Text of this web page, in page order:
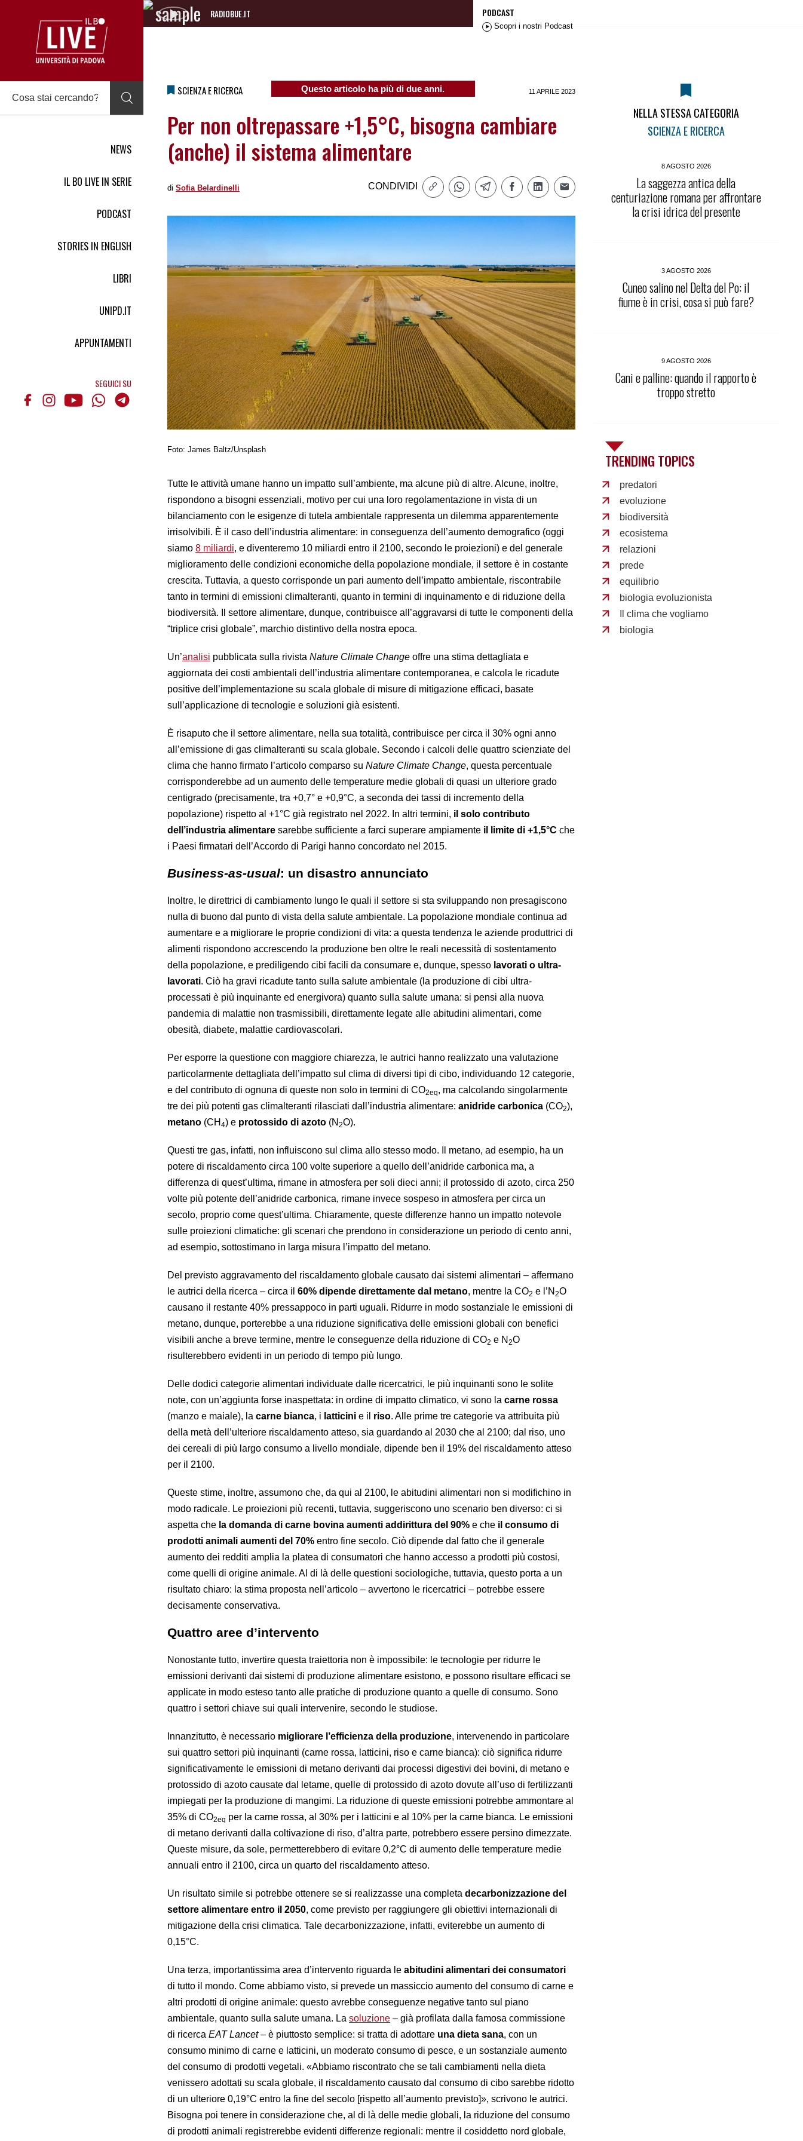
NEWS
IL BO LIVE IN SERIE
PODCAST
STORIES IN ENGLISH
LIBRI
UNIPD.IT
APPUNTAMENTI
SEGUICI SU
RADIOBUE.IT
Audio
PODCAST
Scopri i nostri Podcast
SCIENZA E RICERCA Questo articolo ha più di due anni. 11 APRILE 2023
Per non oltrepassare +1,5°C, bisogna cambiare
(anche) il sistema alimentare
di Sofia Belardinelli CONDIVIDI
Foto: James Baltz/Unsplash
Tutte le attività umane hanno un impatto sull’ambiente, ma alcune più di altre. Alcune, inoltre,
rispondono a bisogni essenziali, motivo per cui una loro regolamentazione in vista di un
bilanciamento con le esigenze di tutela ambientale rappresenta un dilemma apparentemente
irrisolvibili. È il caso dell’industria alimentare: in conseguenza dell’aumento demografico (oggi
siamo 8 miliardi, e diventeremo 10 miliardi entro il 2100, secondo le proiezioni) e del generale
miglioramento delle condizioni economiche della popolazione mondiale, il settore è in costante
crescita. Tuttavia, a questo corrisponde un pari aumento dell’impatto ambientale, riscontrabile
tanto in termini di emissioni climalteranti, quanto in termini di inquinamento e di riduzione della
biodiversità. Il settore alimentare, dunque, contribuisce all’aggravarsi di tutte le componenti della
“triplice crisi globale”, marchio distintivo della nostra epoca.
Un’analisi pubblicata sulla rivista Nature Climate Change offre una stima dettagliata e
aggiornata dei costi ambientali dell’industria alimentare contemporanea, e calcola le ricadute
positive dell’implementazione su scala globale di misure di mitigazione efficaci, basate
sull’applicazione di tecnologie e soluzioni già esistenti.
È risaputo che il settore alimentare, nella sua totalità, contribuisce per circa il 30% ogni anno
all’emissione di gas climalteranti su scala globale. Secondo i calcoli delle quattro scienziate del
clima che hanno firmato l’articolo comparso su Nature Climate Change, questa percentuale
corrisponderebbe ad un aumento delle temperature medie globali di quasi un ulteriore grado
centigrado (precisamente, tra +0,7° e +0,9°C, a seconda dei tassi di incremento della
popolazione) rispetto al +1°C già registrato nel 2022. In altri termini, il solo contributo
dell’industria alimentare sarebbe sufficiente a farci superare ampiamente il limite di +1,5°C che
i Paesi firmatari dell’Accordo di Parigi hanno concordato nel 2015.
Business-as-usual: un disastro annunciato
Inoltre, le direttrici di cambiamento lungo le quali il settore si sta sviluppando non presagiscono
nulla di buono dal punto di vista della salute ambientale. La popolazione mondiale continua ad
aumentare e a migliorare le proprie condizioni di vita: a questa tendenza le aziende produttrici di
alimenti rispondono accrescendo la produzione ben oltre le reali necessità di sostentamento
della popolazione, e prediligendo cibi facili da consumare e, dunque, spesso lavorati o ultra-
lavorati. Ciò ha gravi ricadute tanto sulla salute ambientale (la produzione di cibi ultra-
processati è più inquinante ed energivora) quanto sulla salute umana: si pensi alla nuova
pandemia di malattie non trasmissibili, direttamente legate alle abitudini alimentari, come
obesità, diabete, malattie cardiovascolari.
Per esporre la questione con maggiore chiarezza, le autrici hanno realizzato una valutazione
particolarmente dettagliata dell’impatto sul clima di diversi tipi di cibo, individuando 12 categorie,
e del contributo di ognuna di queste non solo in termini di CO2eq, ma calcolando singolarmente
tre dei più potenti gas climalteranti rilasciati dall’industria alimentare: anidride carbonica (CO2),
metano (CH 4) e protossido di azoto (N 2O).
Questi tre gas, infatti, non influiscono sul clima allo stesso modo. Il metano, ad esempio, ha un
potere di riscaldamento circa 100 volte superiore a quello dell’anidride carbonica ma, a
differenza di quest’ultima, rimane in atmosfera per soli dieci anni; il protossido di azoto, circa 250
volte più potente dell’anidride carbonica, rimane invece sospeso in atmosfera per circa un
secolo, proprio come quest’ultima. Chiaramente, queste differenze hanno un impatto notevole
sulle proiezioni climatiche: gli scenari che prendono in considerazione un periodo di cento anni,
ad esempio, sottostimano in larga misura l’impatto del metano.
Del previsto aggravamento del riscaldamento globale causato dai sistemi alimentari – affermano
le autrici della ricerca – circa il 60% dipende direttamente dal metano, mentre la CO2 e l’N 2O
causano il restante 40% pressappoco in parti uguali. Ridurre in modo sostanziale le emissioni di
metano, dunque, porterebbe a una riduzione significativa delle emissioni globali con benefici
visibili anche a breve termine, mentre le conseguenze della riduzione di CO2 e N 2O
risulterebbero evidenti in un periodo di tempo più lungo.
Delle dodici categorie alimentari individuate dalle ricercatrici, le più inquinanti sono le solite
note, con un’aggiunta forse inaspettata: in ordine di impatto climatico, vi sono la carne rossa
(manzo e maiale), la carne bianca, i latticini e il riso. Alle prime tre categorie va attribuita più
della metà dell’ulteriore riscaldamento atteso, sia guardando al 2030 che al 2100; dal riso, uno
dei cereali di più largo consumo a livello mondiale, dipende ben il 19% del riscaldamento atteso
per il 2100.
Queste stime, inoltre, assumono che, da qui al 2100, le abitudini alimentari non si modifichino in
modo radicale. Le proiezioni più recenti, tuttavia, suggeriscono uno scenario ben diverso: ci si
aspetta che la domanda di carne bovina aumenti addirittura del 90% e che il consumo di
prodotti animali aumenti del 70% entro fine secolo. Ciò dipende dal fatto che il generale
aumento dei redditi amplia la platea di consumatori che hanno accesso a prodotti più costosi,
come quelli di origine animale. Al di là delle questioni sociologiche, tuttavia, questo porta a un
risultato chiaro: la stima proposta nell’articolo – avvertono le ricercatrici – potrebbe essere
decisamente conservativa.
Quattro aree d’intervento
Nonostante tutto, invertire questa traiettoria non è impossibile: le tecnologie per ridurre le
emissioni derivanti dai sistemi di produzione alimentare esistono, e possono risultare efficaci se
applicate in modo esteso tanto alle pratiche di produzione quanto a quelle di consumo. Sono
quattro i settori chiave sui quali intervenire, secondo le studiose.
Innanzitutto, è necessario migliorare l’efficienza della produzione, intervenendo in particolare
sui quattro settori più inquinanti (carne rossa, latticini, riso e carne bianca): ciò significa ridurre
significativamente le emissioni di metano derivanti dai processi digestivi dei bovini, di metano e
protossido di azoto causate dal letame, quelle di protossido di azoto dovute all’uso di fertilizzanti
impiegati per la produzione di mangimi. La riduzione di queste emissioni potrebbe ammontare al
35% di CO2eq per la carne rossa, al 30% per i latticini e al 10% per la carne bianca. Le emissioni
di metano derivanti dalla coltivazione di riso, d’altra parte, potrebbero essere persino dimezzate.
Queste misure, da sole, permetterebbero di evitare 0,2°C di aumento delle temperature medie
annuali entro il 2100, circa un quarto del riscaldamento atteso.
Un risultato simile si potrebbe ottenere se si realizzasse una completa decarbonizzazione del
settore alimentare entro il 2050, come previsto per raggiungere gli obiettivi internazionali di
mitigazione della crisi climatica. Tale decarbonizzazione, infatti, eviterebbe un aumento di
0,15°C.
Una terza, importantissima area d’intervento riguarda le abitudini alimentari dei consumatori
di tutto il mondo. Come abbiamo visto, si prevede un massiccio aumento del consumo di carne e
altri prodotti di origine animale: questo avrebbe conseguenze negative tanto sul piano
ambientale, quanto sulla salute umana. La soluzione – già profilata dalla famosa commissione
di ricerca EAT Lancet– è piuttosto semplice: si tratta di adottare una dieta sana, con un
consumo minimo di carne e latticini, un moderato consumo di pesce, e un sostanziale aumento
del consumo di prodotti vegetali. «Abbiamo riscontrato che se tali cambiamenti nella dieta
venissero adottati su scala globale, il riscaldamento causato dal consumo di cibo sarebbe ridotto
di un ulteriore 0,19°C entro la fine del secolo [rispetto all’aumento previsto]», scrivono le autrici.
Bisogna poi tenere in considerazione che, al di là delle medie globali, la riduzione del consumo
di prodotti animali registrerebbe evidenti differenze regionali: mentre il cosiddetto nord globale,
NELLA STESSA CATEGORIA
SCIENZA E RICERCA
8 AGOSTO 2026
La saggezza antica della
centuriazione romana per affrontare
la crisi idrica del presente
3 AGOSTO 2026
Cuneo salino nel Delta del Po: il
fiume è in crisi, cosa si può fare?
9 AGOSTO 2026
Cani e palline: quando il rapporto è
troppo stretto
TRENDING TOPICS
predatori
evoluzione
biodiversità
ecosistema
relazioni
prede
equilibrio
biologia evoluzionista
Il clima che vogliamo
biologia